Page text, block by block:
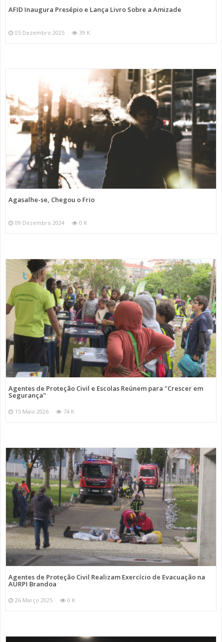
AFID Inaugura Presépio e Lança Livro Sobre a Amizade
05 Dezembro 2025 39 K
Agasalhe-se, Chegou o Frio
09 Dezembro 2024 0 K
Agentes de Proteção Civil e Escolas Reúnem para "Crescer em
Segurança"
15 Maio 2026 74 K
Agentes de Proteção Civil Realizam Exercício de Evacuação na
AURPI Brandoa
26 Março 2025 0 K